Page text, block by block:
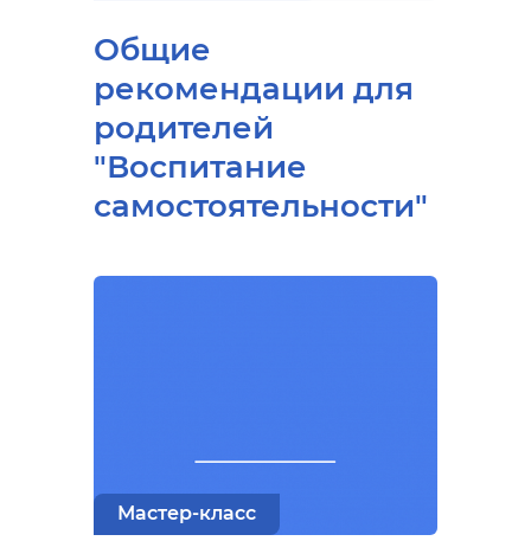
Общие
рекомендации для
родителей
"Воспитание
самостоятельности"
Мастер-класс